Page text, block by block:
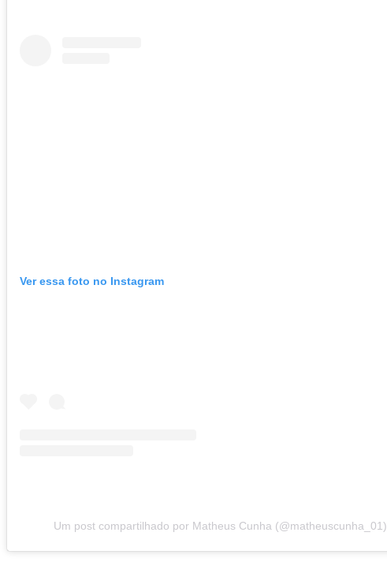
Ver essa foto no Instagram
Um post compartilhado por Matheus Cunha (@matheuscunha_01)